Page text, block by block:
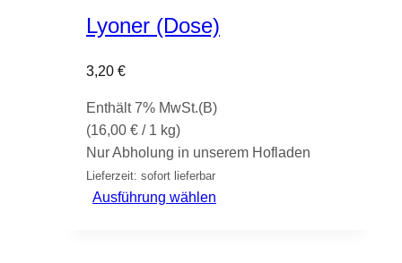
Produktseite
Lyoner (Dose)
3,20 €
Enthält 7% MwSt.(B)
(16,00 € / 1 kg)
Nur Abholung in unserem Hofladen
Lieferzeit: sofort lieferbar
Ausführung wählen